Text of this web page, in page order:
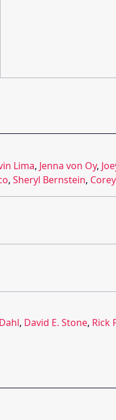
Lima, Jenna von Oy,
, Sheryl Bernstein,
, David E. Stone, Rick